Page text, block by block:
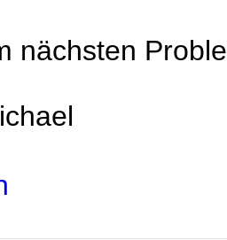
nächsten